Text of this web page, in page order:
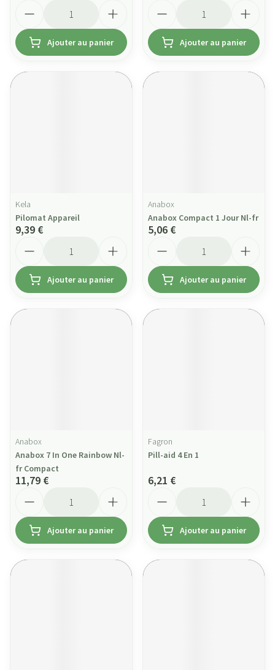
Ajouter au panier Ajouter au panier
Kela
Pilomat Appareil
9,39 €
Ajouter au panier
Anabox
Anabox Compact 1 Jour Nl-fr
5,06 €
Ajouter au panier
Anabox
Anabox 7 In One Rainbow Nl-
fr Compact
11,79 €
Ajouter au panier
Fagron
Pill-aid 4 En 1
6,21 €
Ajouter au panier